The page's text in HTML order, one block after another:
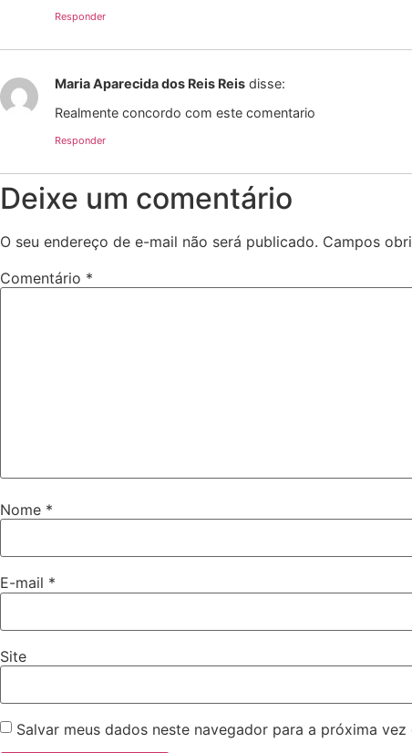
Responder
Maria Aparecida dos Reis Reis disse:
Realmente concordo com este comentario
Responder
Deixe um comentário
O seu endereço de e-mail não será publicado. Campos
Comentário *
Nome *
E-mail *
Site
Salvar meus dados neste navegador para a próxima vez